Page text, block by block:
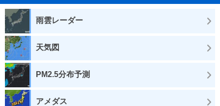
雨雲レーダー
天気図
PM2.5分布予測
アメダス